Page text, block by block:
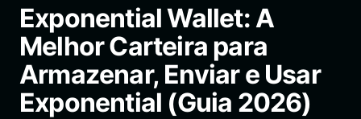
Bahasa Indonesia
ภาษาไทย
Español
Português (Brasil)
Exponential Wallet: A
Melhor Carteira para
Armazenar, Enviar e Usar
Exponential (Guia 2026)